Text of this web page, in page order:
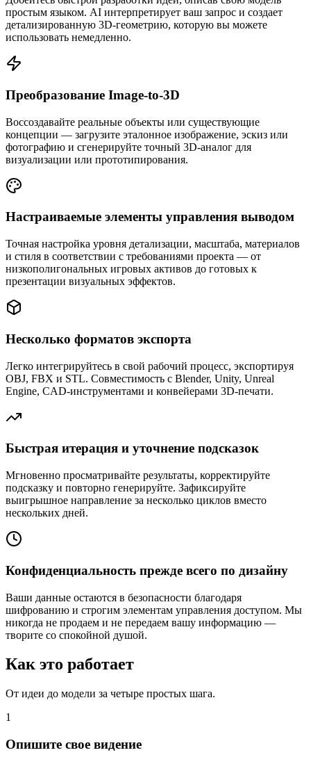
простым языком. AI интерпретирует ваш запрос и создает
детализированную 3D-геометрию, которую вы можете
использовать немедленно.
Преобразование Image-to-3D
Воссоздавайте реальные объекты или существующие
концепции — загрузите эталонное изображение, эскиз или
фотографию и сгенерируйте точный 3D-аналог для
визуализации или прототипирования.
Настраиваемые элементы управления выводом
Точная настройка уровня детализации, масштаба, материалов
и стиля в соответствии с требованиями проекта — от
низкополигональных игровых активов до готовых к
презентации визуальных эффектов.
Несколько форматов экспорта
Легко интегрируйтесь в свой рабочий процесс, экспортируя
OBJ, FBX и STL. Совместимость с Blender, Unity, Unreal
Engine, CAD-инструментами и конвейерами 3D-печати.
Быстрая итерация и уточнение подсказок
Мгновенно просматривайте результаты, корректируйте
подсказку и повторно генерируйте. Зафиксируйте
выигрышное направление за несколько циклов вместо
нескольких дней.
Конфиденциальность прежде всего по дизайну
Ваши данные остаются в безопасности благодаря
шифрованию и строгим элементам управления доступом. Мы
никогда не продаем и не передаем вашу информацию —
творите со спокойной душой.
Как это работает
От идеи до модели за четыре простых шага.
1
Опишите свое видение